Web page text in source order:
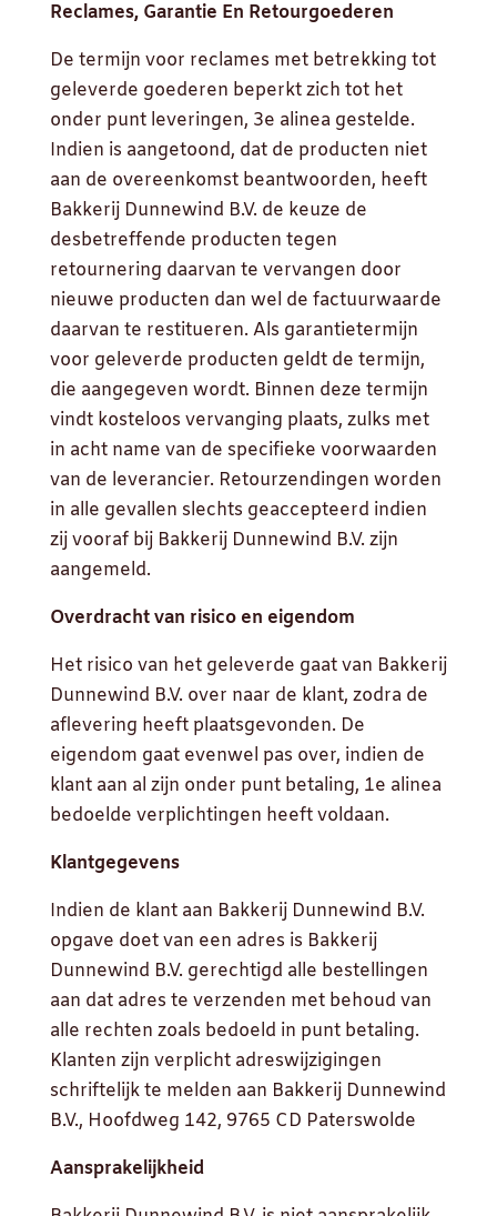
Reclames, Garantie En Retourgoederen
De termijn voor reclames met betrekking tot
geleverde goederen beperkt zich tot het
onder punt leveringen, 3e alinea gestelde.
Indien is aangetoond, dat de producten niet
aan de overeenkomst beantwoorden, heeft
Bakkerij Dunnewind B.V. de keuze de
desbetreffende producten tegen
retournering daarvan te vervangen door
nieuwe producten dan wel de factuurwaarde
daarvan te restitueren. Als garantietermijn
voor geleverde producten geldt de termijn,
die aangegeven wordt. Binnen deze termijn
vindt kosteloos vervanging plaats, zulks met
in acht name van de specifieke voorwaarden
van de leverancier. Retourzendingen worden
in alle gevallen slechts geaccepteerd indien
zij vooraf bij Bakkerij Dunnewind B.V. zijn
aangemeld.
Overdracht van risico en eigendom
Het risico van het geleverde gaat van Bakkerij
Dunnewind B.V. over naar de klant, zodra de
aflevering heeft plaatsgevonden. De
eigendom gaat evenwel pas over, indien de
klant aan al zijn onder punt betaling, 1e alinea
bedoelde verplichtingen heeft voldaan.
Klantgegevens
Indien de klant aan Bakkerij Dunnewind B.V.
opgave doet van een adres is Bakkerij
Dunnewind B.V. gerechtigd alle bestellingen
aan dat adres te verzenden met behoud van
alle rechten zoals bedoeld in punt betaling.
Klanten zijn verplicht adreswijzigingen
schriftelijk te melden aan Bakkerij Dunnewind
B.V., Hoofdweg 142, 9765 CD Paterswolde
Aansprakelijkheid